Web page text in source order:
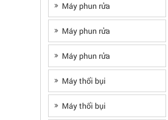
Máy phun rửa
Máy phun rửa
Máy phun rửa
Máy thổi bụi
Máy thổi bụi